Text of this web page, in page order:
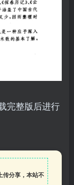
完整版后进行
传分享，本站不